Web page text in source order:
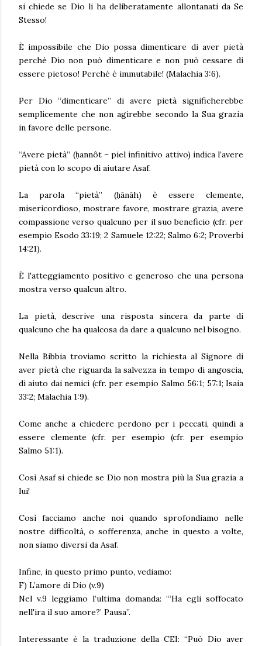
si chiede se Dio li ha deliberatamente allontanati da Se
Stesso!
È impossibile che Dio possa dimenticare di aver pietà
perché Dio non può dimenticare e non può cessare di
essere pietoso! Perché è immutabile! (Malachia 3:6).
Per Dio “dimenticare” di avere pietà significherebbe
semplicemente che non agirebbe secondo la Sua grazia
in favore delle persone.
“Avere pietà” (ḥannôt – piel infinitivo attivo) indica l’avere
pietà con lo scopo di aiutare Asaf.
La parola “pietà” (ḥānāh) è essere clemente,
misericordioso, mostrare favore, mostrare grazia, avere
compassione verso qualcuno per il suo beneficio (cfr. per
esempio Esodo 33:19; 2 Samuele 12:22; Salmo 6:2; Proverbi
14:21).
È l'atteggiamento positivo e generoso che una persona
mostra verso qualcun altro.
La pietà, descrive una risposta sincera da parte di
qualcuno che ha qualcosa da dare a qualcuno nel bisogno.
Nella Bibbia troviamo scritto la richiesta al Signore di
aver pietà che riguarda la salvezza in tempo di angoscia,
di aiuto dai nemici (cfr. per esempio Salmo 56:1; 57:1; Isaia
33:2; Malachia 1:9).
Come anche a chiedere perdono per i peccati, quindi a
essere clemente (cfr. per esempio (cfr. per esempio
Salmo 51:1).
Così Asaf si chiede se Dio non mostra più la Sua grazia a
lui!
Così facciamo anche noi quando sprofondiamo nelle
nostre difficoltà, o sofferenza, anche in questo a volte,
non siamo diversi da Asaf.
Infine, in questo primo punto, vediamo:
F) L’amore di Dio (v.9)
Nel v.9 leggiamo l’ultima domanda: “‘Ha egli soffocato
nell'ira il suo amore?’ Pausa”.
Interessante è la traduzione della CEI: “Può Dio aver